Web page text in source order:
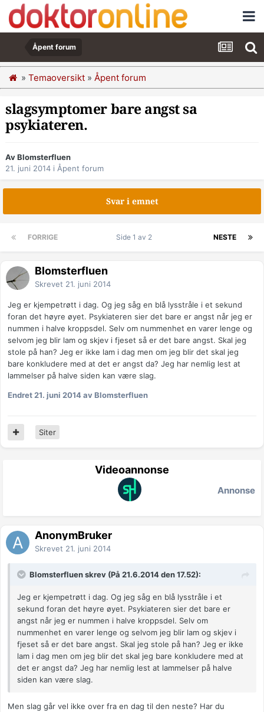
Åpent forum
» Temaoversikt » Åpent forum
slagsymptomer bare angst sa
psykiateren.
Av Blomsterfluen
21. juni 2014 i Åpent forum
Svar i emnet
FORRIGE NESTE
Side 1 av 2
Blomsterfluen
Skrevet 21. juni 2014
Jeg er kjempetrøtt i dag. Og jeg såg en blå lysstråle i et sekund
foran det høyre øyet. Psykiateren sier det bare er angst når jeg er
nummen i halve kroppsdel. Selv om nummenhet en varer lenge og
selvom jeg blir lam og skjev i fjeset så er det bare angst. Skal jeg
stole på han? Jeg er ikke lam i dag men om jeg blir det skal jeg
bare konkludere med at det er angst da? Jeg har nemlig lest at
lammelser på halve siden kan være slag.
Endret21. juni 2014av Blomsterfluen
Siter
Videoannonse
Annonse
AnonymBruker
Skrevet 21. juni 2014
Blomsterfluen skrev (På 21.6.2014 den 17.52):
Jeg er kjempetrøtt i dag. Og jeg såg en blå lysstråle i et
sekund foran det høyre øyet. Psykiateren sier det bare er
angst når jeg er nummen i halve kroppsdel. Selv om
nummenhet en varer lenge og selvom jeg blir lam og skjev i
fjeset så er det bare angst. Skal jeg stole på han? Jeg er ikke
lam i dag men om jeg blir det skal jeg bare konkludere med at
det er angst da? Jeg har nemlig lest at lammelser på halve
siden kan være slag.
Men slag går vel ikke over fra en dag til den neste? Har du